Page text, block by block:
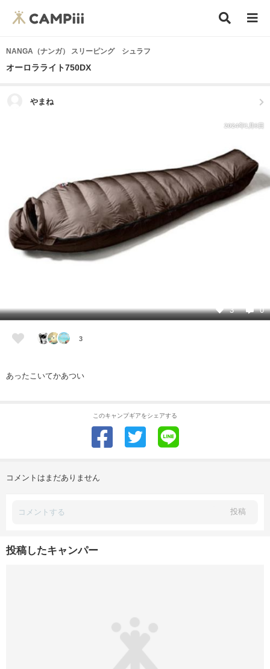
NANGA（ナンガ） スリーピング シュラフ
オーロラライト750DX
やまね
2024年1月6日
3 0
3
あったこいてかあつい
このキャンプギアをシェアする
コメントはまだありません
投稿
投稿したキャンパー